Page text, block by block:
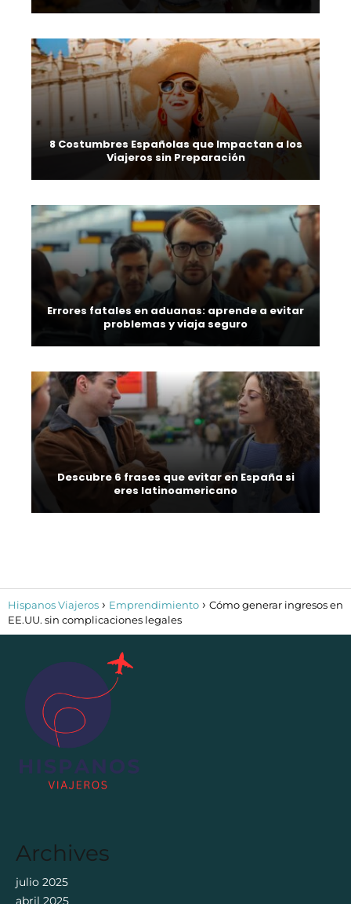
8 Costumbres Españolas que Impactan a los
Viajeros sin Preparación
Errores fatales en aduanas: aprende a evitar
problemas y viaja seguro
Descubre 6 frases que evitar en España si
eres latinoamericano
Hispanos Viajeros Emprendimiento
Cómo generar ingresos en
EE.UU. sin complicaciones legales
Archives
julio 2025